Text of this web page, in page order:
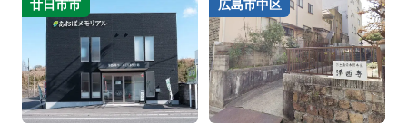
廿日市市 広島市中区